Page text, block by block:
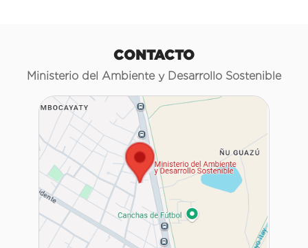
CONTACTO
Ministerio del Ambiente y Desarrollo Sostenible